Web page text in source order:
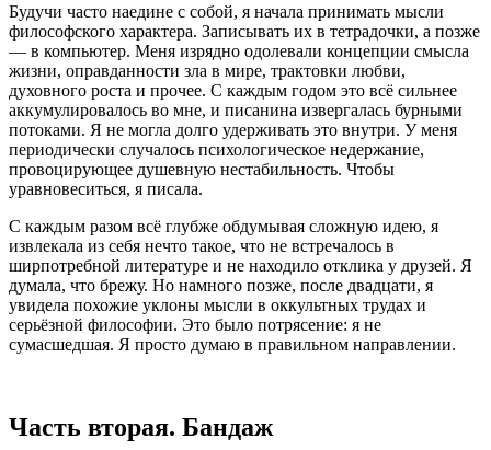
Будучи часто наедине с собой, я начала принимать мысли
философского характера. Записывать их в тетрадочки, а позже
— в компьютер. Меня изрядно одолевали концепции смысла
жизни, оправданности зла в мире, трактовки любви,
духовного роста и прочее. С каждым годом это всё сильнее
аккумулировалось во мне, и писанина извергалась бурными
потоками. Я не могла долго удерживать это внутри. У меня
периодически случалось психологическое недержание,
провоцирующее душевную нестабильность. Чтобы
уравновеситься, я писала.
С каждым разом всё глубже обдумывая сложную идею, я
извлекала из себя нечто такое, что не встречалось в
ширпотребной литературе и не находило отклика у друзей. Я
думала, что брежу. Но намного позже, после двадцати, я
увидела похожие уклоны мысли в оккультных трудах и
серьёзной философии. Это было потрясение: я не
сумасшедшая. Я просто думаю в правильном направлении.
Часть вторая. Бандаж